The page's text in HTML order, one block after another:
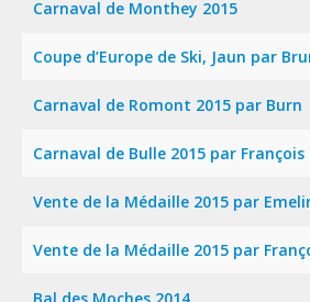
Carnaval de Monthey 2015
Coupe d’Europe de Ski, Jaun par
Carnaval de Romont 2015 par Burn
Carnaval de Bulle 2015 par François
Vente de la Médaille 2015 par
Vente de la Médaille 2015 par